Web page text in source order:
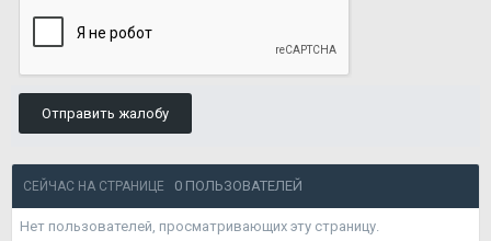
Отправить жалобу
СЕЙЧАС НА СТРАНИЦЕ 0 ПОЛЬЗОВАТЕЛЕЙ
Нет пользователей, просматривающих эту страницу.